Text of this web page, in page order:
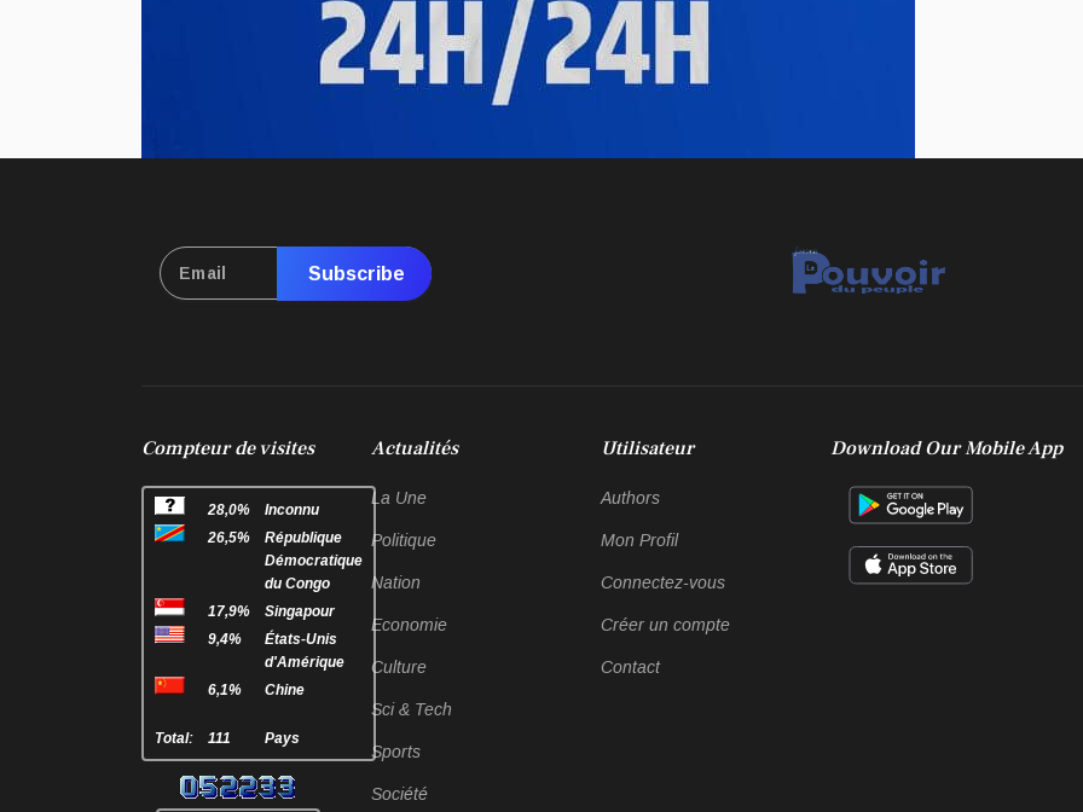
Subscribe
Compteur de visites
28,0%
Inconnu
26,5%
République
Démocratique
du Congo
17,9%
Singapour
9,4%
États-Unis
d'Amérique
6,1%
Chine
Total: 111 Pays
Actualités
La Une
Politique
Nation
Economie
Culture
Sci & Tech
Sports
Société
Utilisateur
Authors
Mon Profil
Connectez-vous
Créer un compte
Contact
Download Our Mobile App